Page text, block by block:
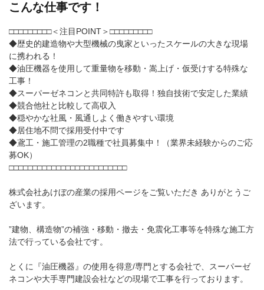
こんな仕事です！
□□□□□□□□□＜注目POINT＞□□□□□□□□□
◆歴史的建造物や大型機械の曳家といったスケールの大きな現場
に携われる！
◆油圧機器を使用して重量物を移動・嵩上げ・仮受けする特殊な
工事！
◆スーパーゼネコンと共同特許も取得！独自技術で安定した業績
◆競合他社と比較して高収入
◆穏やかな社風・風通しよく働きやすい環境
◆居住地不問で採用受付中です
◆鳶工・施工管理の2職種で社員募集中！（業界未経験からのご応
募OK）
□□□□□□□□□□□□□□□□□□□□□□□□□
株式会社あけぼの産業の採用ページをご覧いただき ありがとうご
ざいます。
”建物、構造物”の補強・移動・撤去・免震化工事等を特殊な施工方
法で行っている会社です。
とくに『油圧機器』の使用を得意/専門とする会社で、スーパーゼ
ネコンや大手専門建設会社などの現場で工事を行っております。